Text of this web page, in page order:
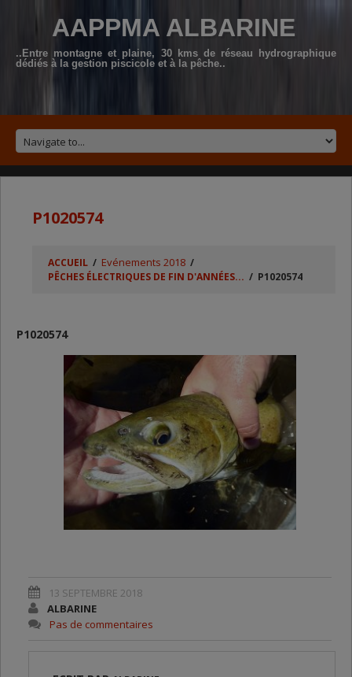
AAPPMA ALBARINE
..Entre montagne et plaine, 30 kms de réseau hydrographique
dédiés à la gestion piscicole et à la pêche..
P1020574
ACCUEIL / Evénements 2018 /
PÊCHES ÉLECTRIQUES DE FIN D'ANNÉES... / P1020574
P1020574
13 SEPTEMBRE 2018
ALBARINE
Pas de commentaires